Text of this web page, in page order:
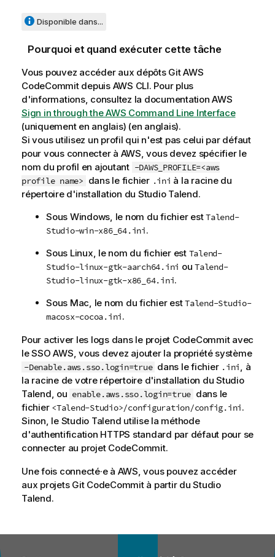
Disponible dans...
Pourquoi et quand exécuter cette tâche
Vous pouvez accéder aux dépôts Git AWS
CodeCommit depuis AWS CLI. Pour plus
d'informations, consultez la documentation AWS
Sign in through the AWS Command Line Interface
(uniquement en anglais) (en anglais).
Si vous utilisez un profil qui n'est pas celui par défaut
pour vous connecter à AWS, vous devez spécifier le
nom du profil en ajoutant -DAWS_PROFILE=<aws
profile name> dans le fichier .ini à la racine du
répertoire d'installation du Studio Talend.
Sous Windows, le nom du fichier estTalend-
Studio-win-x86_64.ini.
Sous Linux, le nom du fichier est Talend-
Studio-linux-gtk-aarch64.ini ou Talend-
Studio-linux-gtk-x86_64.ini.
Sous Mac, le nom du fichier estTalend-Studio-
macosx-cocoa.ini.
Pour activer les logs dans le projet CodeCommit avec
le SSO AWS, vous devez ajouter la propriété système
-Denable.aws.sso.login=true dans le fichier .ini
, à
la racine de votre répertoire d'installation du Studio
Talend , ou enable.aws.sso.login=true dans le
fichier <Talend-Studio>/configuration/config.ini.
Sinon, le Studio Talend utilise la méthode
d'authentification HTTPS standard par défaut pour se
connecter au projet CodeCommit.
Une fois connecté·e à AWS, vous pouvez accéder
aux projets Git CodeCommit à partir duStudio
Talend.